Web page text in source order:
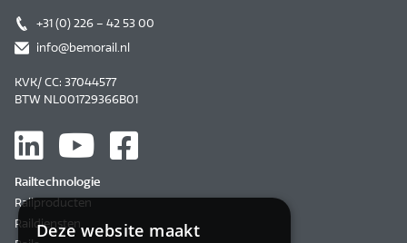
+31 (0) 226 – 42 53 00
info@bemorail.nl
KVK/ CC: 37044577
BTW NL001729366B01
Railtechnologie
Railproducten
Raildiensten
Deze website maakt